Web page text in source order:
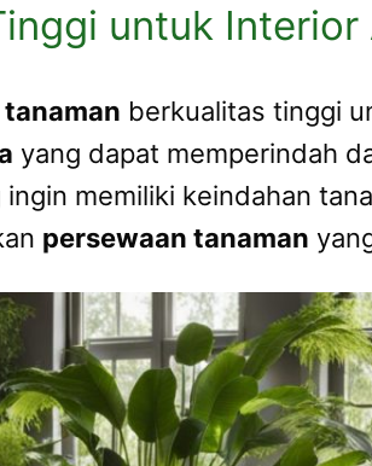
untuk
berkualitas tinggi
yang dapat memperindah
memiliki keindahan
persewaan tanaman